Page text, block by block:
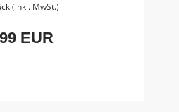
(inkl. MwSt.)
EUR